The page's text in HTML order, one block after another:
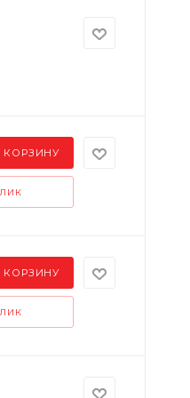
КОРЗИНУ
КОРЗИНУ